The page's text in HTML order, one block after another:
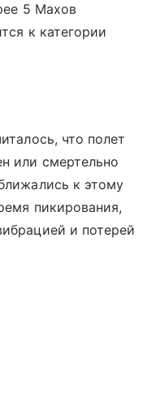
5 Махов
к категории
что полет
или смертельно
к этому
пикирования,
и потерей